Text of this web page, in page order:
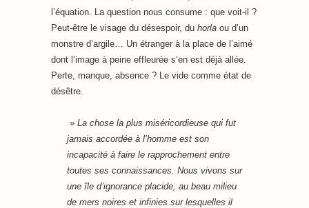
l’équation. La question nous consume : que voit-il ?
Peut-être le visage du désespoir, du horla ou d’un
monstre d’argile… Un étranger à la place de l’aimé
dont l’image à peine effleurée s’en est déjà allée.
Perte, manque, absence ? Le vide comme état de
désêtre.
» La chose la plus miséricordieuse qui fut
jamais accordée à l’homme est son
incapacité à faire le rapprochement entre
toutes ses connaissances. Nous vivons sur
une île d’ignorance placide, au beau milieu
de mers noires et infinies sur lesquelles il